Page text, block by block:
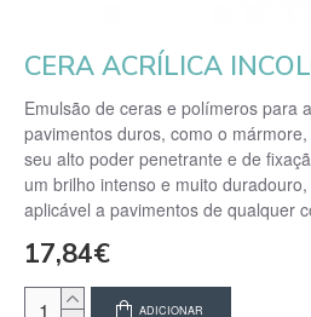
Emulsão de ceras e polímeros para
pavimentos duros, como o
seu alto poder penetrante e de
um brilho intenso e muito
aplicável a pavimentos de qualquer
17,84€
ADICIONAR